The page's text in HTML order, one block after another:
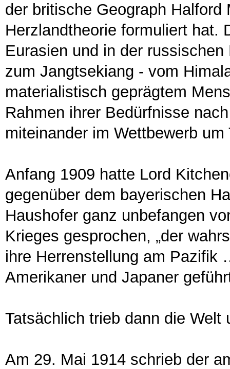
der britische Geograph
Herzlandtheorie formuliert hat.
Eurasien und in der
zum Jangtsekiang - vom
materialistisch geprägtem
Rahmen ihrer Bedürfnisse
miteinander im Wettbewerb
Anfang 1909 hatte Lord
gegenüber dem bayerischen
Haushofer ganz unbefangen
Krieges gesprochen, „der
ihre Herrenstellung am
Amerikaner und Japaner
Tatsächlich trieb dann die
Am 29. Mai 1914 schrieb der